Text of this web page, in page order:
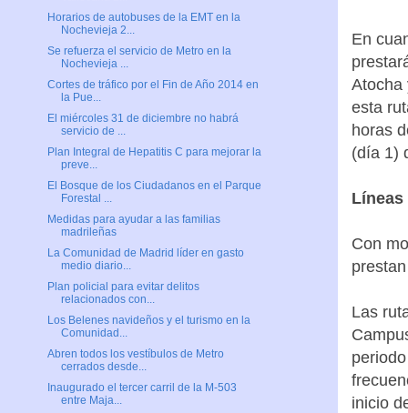
En
Atocha
esta
horas
(día 1)
Con
Las
inicio
Horarios de autobuses de la EMT en la
Nochevieja 2...
Se refuerza el servicio de Metro en la
Nochevieja ...
Cortes de tráfico por el Fin de Año 2014 en
la Pue...
El miércoles 31 de diciembre no habrá
servicio de ...
Plan Integral de Hepatitis C para mejorar la
preve...
El Bosque de los Ciudadanos en el Parque
Forestal ...
Medidas para ayudar a las familias
madrileñas
La Comunidad de Madrid líder en gasto
medio diario...
Plan policial para evitar delitos
relacionados con...
Los Belenes navideños y el turismo en la
Comunidad...
Abren todos los vestíbulos de Metro
cerrados desde...
Inaugurado el tercer carril de la M-503
entre Maja...